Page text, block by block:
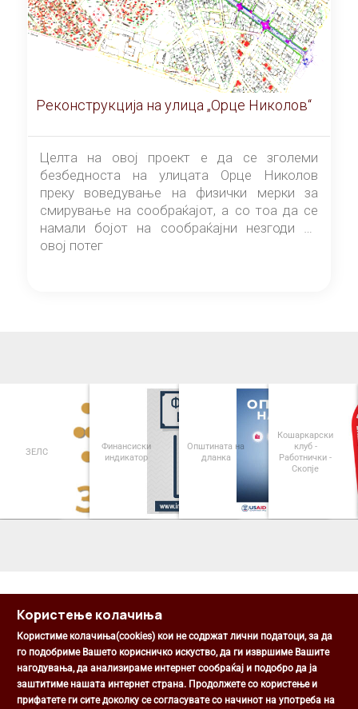
Реконструкција на улица „Орце Николов“
Целта на овој проект е да се зголеми
безбедноста на улицата Орце Николов
преку воведување на физички мерки за
смирување на сообраќајот, а со тоа да се
намали бојот на сообраќајни незгоди на
овој потег
ЗЕЛС
Финансиски
индикатор
Општината на
дланка
Кошаркарски
клуб -
Работнички -
Скопје
Општина Центар
Михаил Цоков бр. 1, Скопје
Користење колачиња
Користиме колачиња(cookies) кои не содржат лични податоци, за да
го подобриме Вашето корисничко искуство, да ги извршиме Вашите
нагодувања, да анализираме интернет сообраќај и подобро да ја
заштитиме нашата интернет страна. Продолжете со користење и
прифатете ги сите доколку се согласувате со начинот на употреба на